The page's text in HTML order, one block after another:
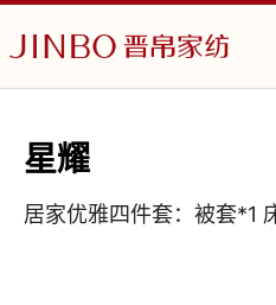
星耀
居家优雅四件套：被套*1